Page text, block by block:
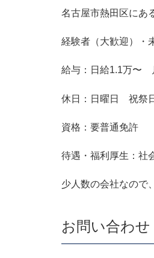
名古屋市熱田区にあ
経験者（大歓迎）・
給与：日給1.1万〜
休日：日曜日 祝祭
資格：要普通免許
待遇・福利厚生：社
少人数の会社なので
お問い合わせ